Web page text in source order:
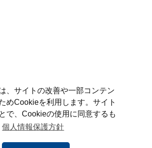
、サイトの改善や一部コンテン
めCookieを利用します。サイト
で、Cookieの使用に同意するも
個人情報保護方針